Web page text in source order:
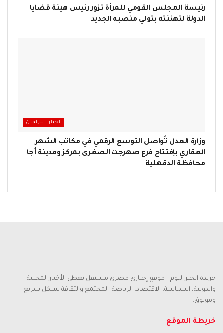
رئيسة المجلس القومي للمرأة تزور رئيس هيئة قضايا
الدولة لتهنئته بتولي منصبه الجديد
اخبار البرلمان
وزارة العدل تُواصل التوسع الرقمي في مكاتب الشهر
العقاري بإفتتاح فرع صهرجت الصغرى بمركز ومدينة أجا
محافظة الدقهلية
جريدة الخبر اليوم – موقع إخباري مصري مستقل يغطي الأخبار المحلية
والدولية، السياسة، الاقتصاد، الرياضة، المجتمع والثقافة بشكل سريع
وموثوق.
خريطة الموقع